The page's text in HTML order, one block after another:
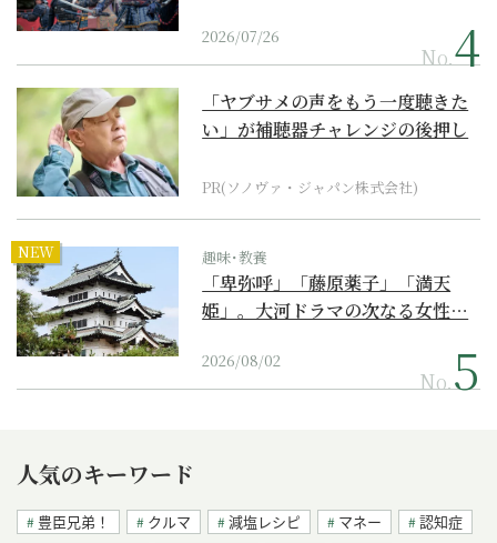
2026/07/26
No.
「ヤブサメの声をもう一度聴きた
い」が補聴器チャレンジの後押し
PR(ソノヴァ・ジャパン株式会社)
NEW 趣味･教養
「卑弥呼」「藤原薬子」「満天
姫」。大河ドラマの次なる女性…
2026/08/02
No.
人気のキーワード
豊臣兄弟！ クルマ 減塩レシピ マネー
認知症